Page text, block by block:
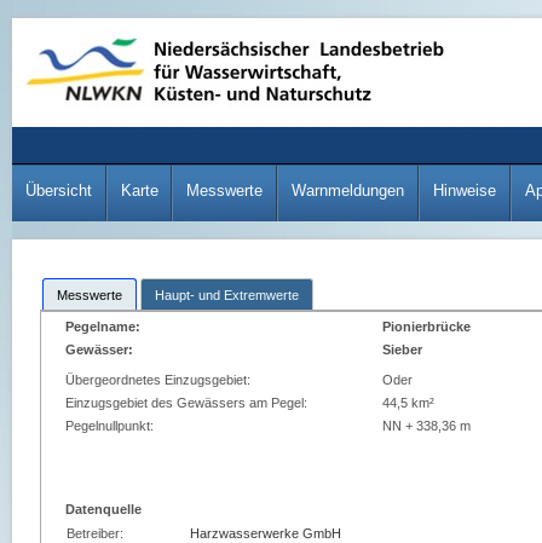
Übersicht Karte Messwerte Warnmeldungen Hinweise
Messwerte Haupt- und Extremwerte
Pegelname:
Pionierbrücke
Gewässer:
Sieber
Übergeordnetes Einzugsgebiet:
Oder
Einzugsgebiet des Gewässers am Pegel:
44,5 km²
Pegelnullpunkt:
NN + 338,36 m
Datenquelle
Betreiber:
Harzwasserwerke GmbH